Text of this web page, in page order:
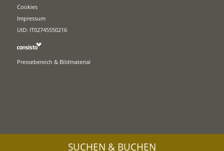
Cookies
Impressum
UID: IT02745550216
Pressebereich & Bildmaterial
SUCHEN & BUCHEN